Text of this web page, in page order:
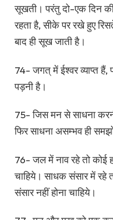
सूखती। परंतु दो-एक दिन
रहता है, सीके पर रखे हुए
बाद ही सूख जाती है।
74- जगत् में ईश्वर व्याप्त
पड़नी है।
75- जिस मन से साधना
फिर साधना असम्भव ही
76- जल में नाव रहे तो कोई
चाहिये। साधक संसार में रहे
संसार नहीं होना चाहिये।